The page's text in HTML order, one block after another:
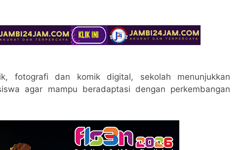
fotografi dan komik digital, sekolah menunjukkan
agar mampu beradaptasi dengan perkembangan